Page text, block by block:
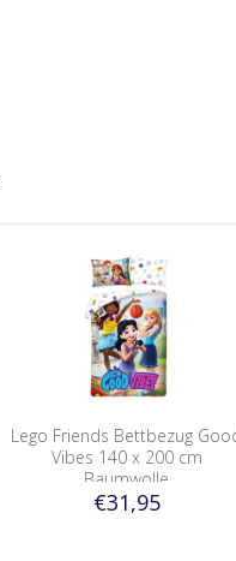
Lego Friends Bettbezug
Vibes 140 x 200 cm
Baumwolle
€31,95